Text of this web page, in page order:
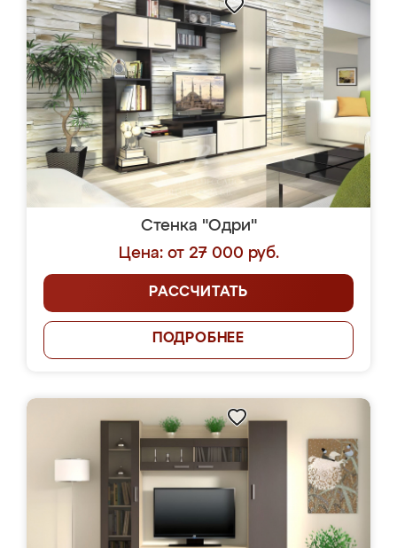
Стенка "Одри"
Цена: от 27 000 руб.
РАССЧИТАТЬ
ПОДРОБНЕЕ